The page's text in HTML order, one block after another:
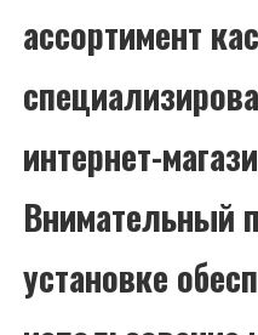
ассортимент
интернет-
Внимательный
установке